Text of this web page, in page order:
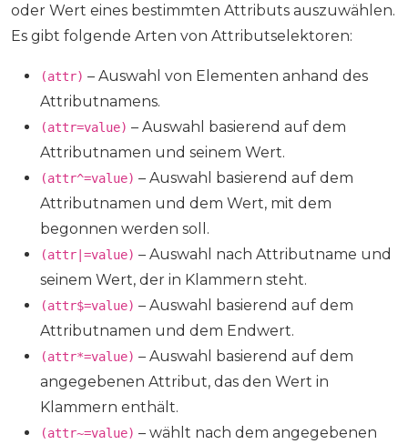
oder Wert eines bestimmten Attributs auszuwählen.
Es gibt folgende Arten von Attributselektoren:
(attr) – Auswahl von Elementen anhand des
Attributnamens.
(attr=value) – Auswahl basierend auf dem
Attributnamen und seinem Wert.
(attr^=value) – Auswahl basierend auf dem
Attributnamen und dem Wert, mit dem
begonnen werden soll.
(attr|=value) – Auswahl nach Attributname und
seinem Wert, der in Klammern steht.
(attr$=value) – Auswahl basierend auf dem
Attributnamen und dem Endwert.
(attr*=value) – Auswahl basierend auf dem
angegebenen Attribut, das den Wert in
Klammern enthält.
(attr~=value) – wählt nach dem angegebenen